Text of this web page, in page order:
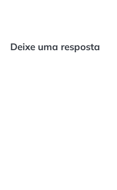
Deixe uma resposta